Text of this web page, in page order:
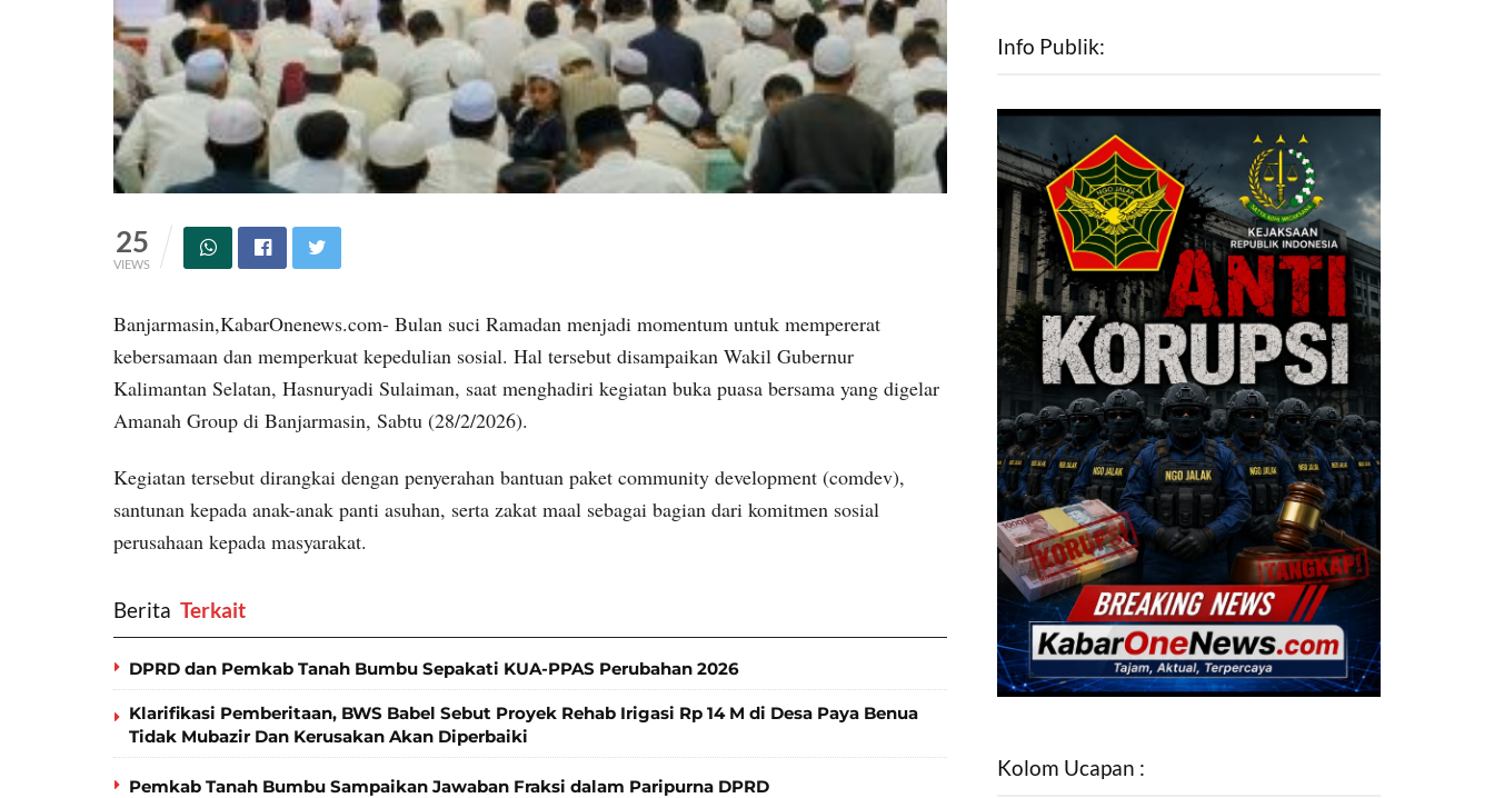
25
VIEWS
Banjarmasin,KabarOnenews.com- Bulan suci Ramadan menjadi momentum untuk mempererat
kebersamaan dan memperkuat kepedulian sosial. Hal tersebut disampaikan Wakil Gubernur
Kalimantan Selatan, Hasnuryadi Sulaiman, saat menghadiri kegiatan buka puasa bersama yang digelar
Amanah Group di Banjarmasin, Sabtu (28/2/2026).
Kegiatan tersebut dirangkai dengan penyerahan bantuan paket community development (comdev),
santunan kepada anak-anak panti asuhan, serta zakat maal sebagai bagian dari komitmen sosial
perusahaan kepada masyarakat.
Berita ‎ Terkait
DPRD dan Pemkab Tanah Bumbu Sepakati KUA-PPAS Perubahan 2026
Klarifikasi Pemberitaan, BWS Babel Sebut Proyek Rehab Irigasi Rp 14 M di Desa Paya Benua
Tidak Mubazir Dan Kerusakan Akan Diperbaiki
Pemkab Tanah Bumbu Sampaikan Jawaban Fraksi dalam Paripurna DPRD
Info Publik:
Kolom Ucapan :